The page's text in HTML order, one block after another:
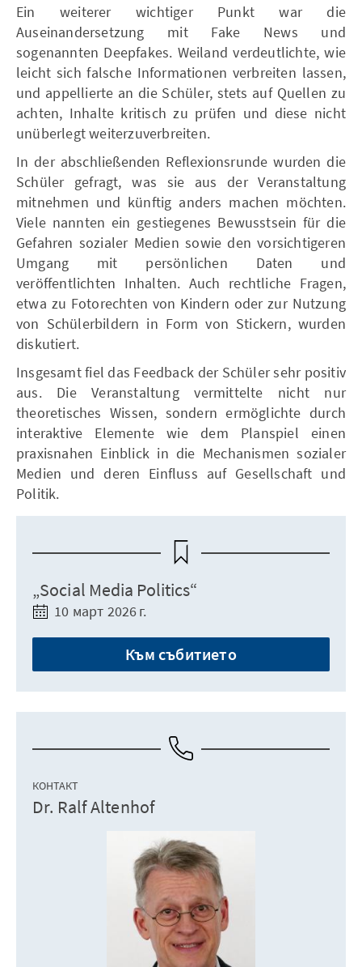
Ein weiterer wichtiger Punkt war die
Auseinandersetzung mit Fake News und
sogenannten Deepfakes. Weiland verdeutlichte, wie
leicht sich falsche Informationen verbreiten lassen,
und appellierte an die Schüler, stets auf Quellen zu
achten, Inhalte kritisch zu prüfen und diese nicht
unüberlegt weiterzuverbreiten.
In der abschließenden Reflexionsrunde wurden die
Schüler gefragt, was sie aus der Veranstaltung
mitnehmen und künftig anders machen möchten.
Viele nannten ein gestiegenes Bewusstsein für die
Gefahren sozialer Medien sowie den vorsichtigeren
Umgang mit persönlichen Daten und
veröffentlichten Inhalten. Auch rechtliche Fragen,
etwa zu Fotorechten von Kindern oder zur Nutzung
von Schülerbildern in Form von Stickern, wurden
diskutiert.
Insgesamt fiel das Feedback der Schüler sehr positiv
aus. Die Veranstaltung vermittelte nicht nur
theoretisches Wissen, sondern ermöglichte durch
interaktive Elemente wie dem Planspiel einen
praxisnahen Einblick in die Mechanismen sozialer
Medien und deren Einfluss auf Gesellschaft und
Politik.
„Social Media Politics“
10 март 2026 г.
Към събитието
КОНТАКТ
Dr. Ralf Altenhof